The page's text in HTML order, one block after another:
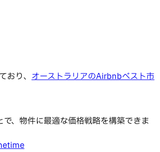
り、 オーストラリアのAirbnbベスト市
、物件に最適な価格戦略を構築できま